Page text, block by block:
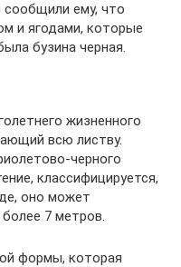
сообщили ему, что
и ягодами, которые
бузина черная.
жизненного
всю листву.
черного
классифицируется,
оно может
7 метров.
формы, которая